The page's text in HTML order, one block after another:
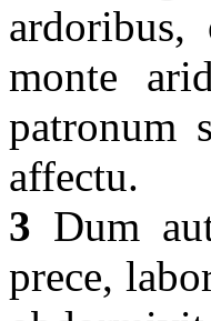
monte
patronum
affectu.
3 Dum
prece,